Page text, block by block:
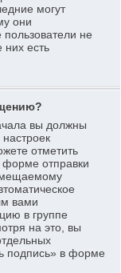
могут
они
не
них есть
вы должны
отметить
отправки
вами
в группе
на это, вы
подпись» в форме